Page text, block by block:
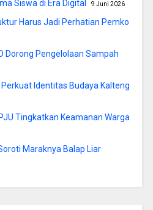
Siswa di Era Digital 9 Juni 2026
Harus Jadi Perhatian Pemko
Dorong Pengelolaan Sampah
Identitas Budaya Kalteng
Tingkatkan Keamanan Warga
Maraknya Balap Liar